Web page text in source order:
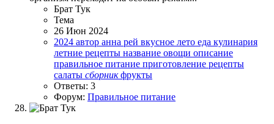
Брат Тук
Тема
26 Июн 2024
2024 автор анна рей вкусное лето еда кулинария
летние рецепты название овощи описание
правильное питание приготовление рецепты
салаты сборник фрукты
Ответы: 3
Форум: Правильное питание